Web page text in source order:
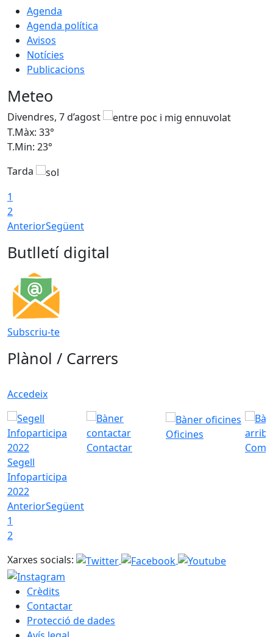
Agenda
Agenda política
Avisos
Notícies
Publicacions
Meteo
Divendres, 7 d’agost
T.Màx: 33°
T.Min: 23°
Tarda
1
2
AnteriorSegüent
Butlletí digital
Subscriu-te
Plànol / Carrers
Accedeix
Segell
Infoparticipa
2022
Contactar
Oficines
Com
AnteriorSegüent
1
2
Xarxes socials:
Crèdits
Contactar
Protecció de dades